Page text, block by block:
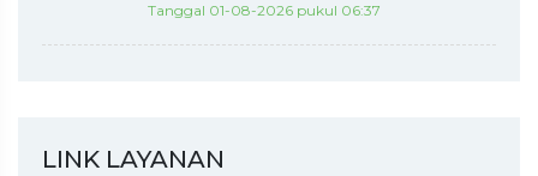
Tanggal 01-08-2026 pukul 06:37
LINK LAYANAN